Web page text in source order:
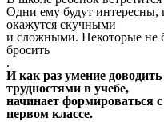
Одни ему будут интересны,
окажутся скучными
и сложными. Некоторые не
бросить
.
И как раз умение
трудностями в учебе,
начинает формироваться
первом классе.